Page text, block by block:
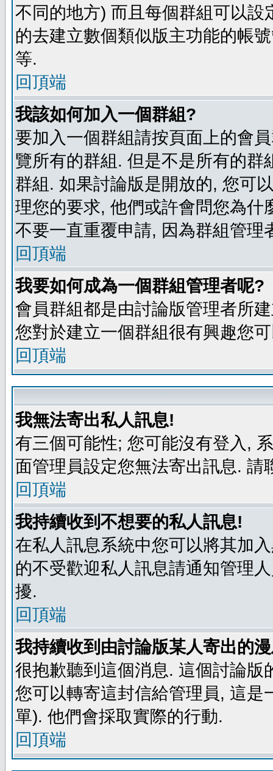
不同的地方) 而且每個群組可以
的去建立數個類似版主功能的帳
等.
回頂端
我該如何加入一個群組?
要加入一個群組請按頁面上的會
覽所有的群組. 但是不是所有的
群組. 如果討論版是開放的, 您可
理您的要求, 他們或許會問您為
不要一直重覆申請, 因為群組管理
回頂端
我要如何成為一個群組管理者呢?
會員群組都是由討論版管理者所
您對於建立一個群組很有興趣您
回頂端
我無法寄出私人訊息!
有三個可能性; 您可能沒有登入,
面管理員設定您無法寄出訊息. 請
回頂端
我持續收到不想要的私人訊息!
在私人訊息系統中您可以將其加
的不受歡迎私人訊息請通知管理
擾.
回頂端
我持續收到由討論版某人寄出的
很抱歉聽到這個消息. 這個討論
您可以轉寄這封信給管理員, 這
單). 他們會採取實際的行動.
回頂端